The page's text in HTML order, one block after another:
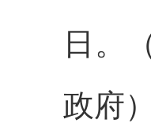
日。
政府）